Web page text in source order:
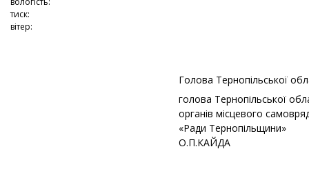
тиск:
вітер:
Голова Тернопільської
голова Тернопільської
органів місцевого
«Ради Тернопільщини»
О.П.КАЙДА